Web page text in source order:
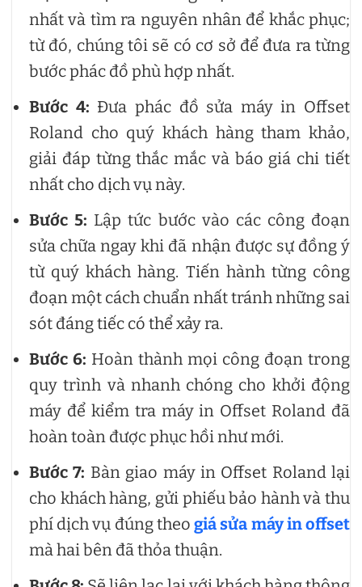
nhất và tìm ra nguyên nhân để khắc phục;
từ đó, chúng tôi sẽ có cơ sở để đưa ra từng
bước phác đồ phù hợp nhất.
Bước 4: Đưa phác đồ sửa máy in Offset
Roland cho quý khách hàng tham khảo,
giải đáp từng thắc mắc và báo giá chi tiết
nhất cho dịch vụ này.
Bước 5: Lập tức bước vào các công đoạn
sửa chữa ngay khi đã nhận được sự đồng ý
từ quý khách hàng. Tiến hành từng công
đoạn một cách chuẩn nhất tránh những sai
sót đáng tiếc có thể xảy ra.
Bước 6: Hoàn thành mọi công đoạn trong
quy trình và nhanh chóng cho khởi động
máy để kiểm tra máy in Offset Roland đã
hoàn toàn được phục hồi như mới.
Bước 7: Bàn giao máy in Offset Roland lại
cho khách hàng, gửi phiếu bảo hành và thu
phí dịch vụ đúng theogiá sửa máy in offset
mà hai bên đã thỏa thuận.